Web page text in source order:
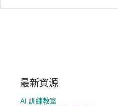
最新資源
AI 訓練教室